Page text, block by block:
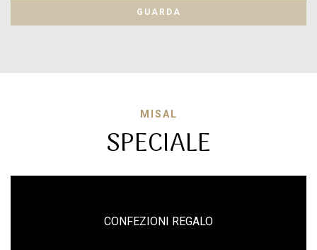
GUARDA
MISAL
SPECIALE
CONFEZIONI REGALO